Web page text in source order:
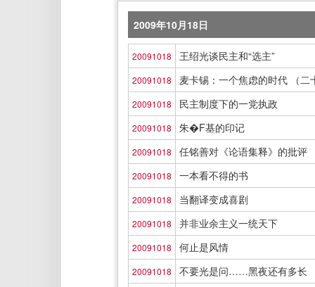
2009年10月18日
20091018 王绍光谈民主和“选主”
20091018 麦卡锡：一个焦虑的时代 （二
20091018 民主制度下的一党执政
20091018 朱�F基的印记
20091018 任铭善对《论语集释》的批评
20091018 一本看不得的书
20091018 当翻译变成喜剧
20091018 并非业余主义一统天下
20091018 何止是风情
20091018 不要光是问……黑夜还有多长